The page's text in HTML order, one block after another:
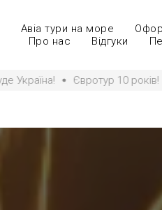
Авіа тури на море
Про нас
Відгуки
Євротур 10 років! Все буде